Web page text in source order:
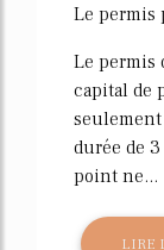
Le permis
Le permis
capital de
durée de
point ne...
LIRE